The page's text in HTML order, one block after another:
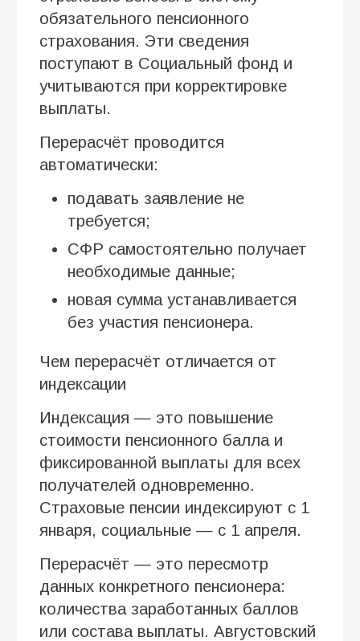
обязательного пенсионного
страхования. Эти сведения
поступают в Социальный фонд и
учитываются при корректировке
выплаты.
Перерасчёт проводится
автоматически:
подавать заявление не
требуется;
СФР самостоятельно получает
необходимые данные;
новая сумма устанавливается
без участия пенсионера.
Чем перерасчёт отличается от
индексации
Индексация — это повышение
стоимости пенсионного балла и
фиксированной выплаты для всех
получателей одновременно.
Страховые пенсии индексируют с 1
января, социальные — с 1 апреля.
Перерасчёт — это пересмотр
данных конкретного пенсионера:
количества заработанных баллов
или состава выплаты. Августовский